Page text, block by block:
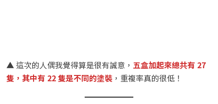
▲ 這次的人偶我覺得算是很有誠意， 五盒加起來總共有 27
隻，其中有 22 隻是不同的塗裝，重複率真的很低！